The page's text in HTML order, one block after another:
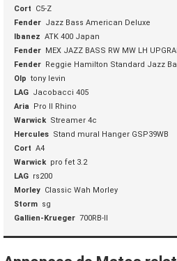
Cort
C5-Z
Fender Jazz Bass American Deluxe
Ibanez ATK 400 Japan
Fender MEX JAZZ BASS RW MW LH
Fender Reggie Hamilton Standard Jazz
Olp tony levin
LAG Jacobacci 405
Aria
Pro II Rhino
Warwick Streamer 4c
Hercules Stand mural Hanger GSP39WB
Cort A4
Warwick pro fet 3.2
LAG rs200
Morley Classic Wah Morley
Storm sg
Gallien-Krueger 700RB-II